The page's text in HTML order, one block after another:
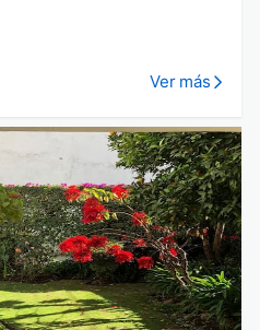
Ver más